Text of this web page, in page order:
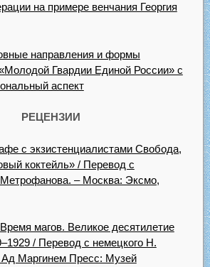
на примере венчания Георгия
направления и формы
Гвардии Единой России» с
аспект
РЕЦЕНЗИИ
с экзистенциалистами Свобода,
коктейль» / Перевод с
Метрофанова. – Москва: Эксмо,
Время магов. Великое десятилетие
/ Перевод с немецкого Н.
Маргинем Пресс: Музей